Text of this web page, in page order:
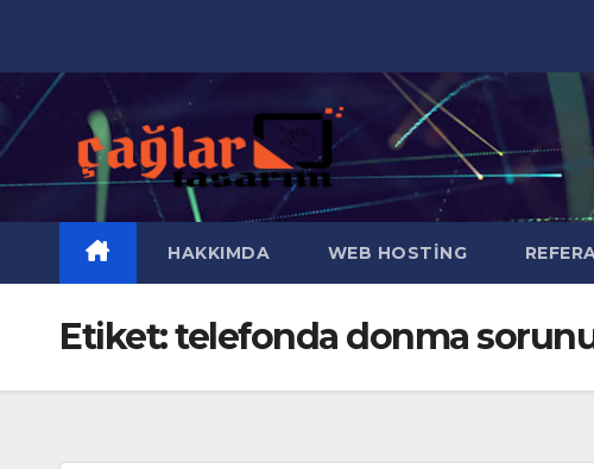
content
HAKKIMDA WEB HOSTING
Etiket:telefonda donma